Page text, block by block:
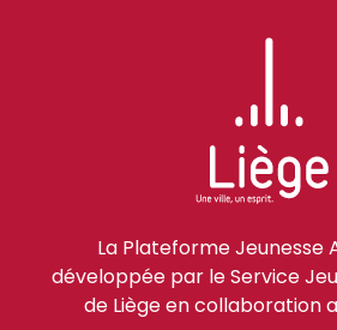
La Plateforme Jeunesse
développée par le Service
de Liège en collaboration